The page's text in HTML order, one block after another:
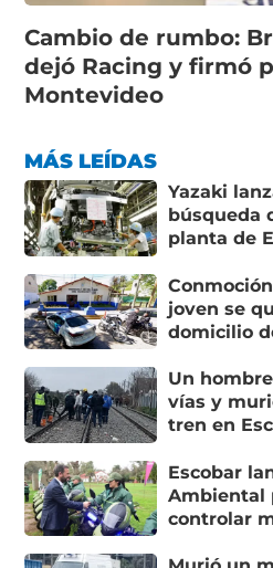
Cambio de rumbo:
dejó Racing y firmó
Montevideo
MÁS LEÍDAS
Yazaki
búsqueda
planta de
joven se
domicilio
Un
vías y
tren en
Escobar
Ambiental
controlar